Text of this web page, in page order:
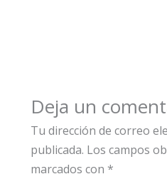
Deja un
Tu dirección de correo
publicada. Los campos
marcados con *